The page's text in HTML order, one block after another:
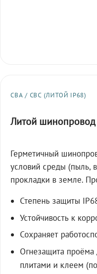
СВА / СВС (ЛИТОЙ IP68)
Литой
Герметичный
условий среды (пыль,
прокладки в земле.
Степень защиты
Устойчивость к
Сохраняет
Огнезащита
плитами и клеем